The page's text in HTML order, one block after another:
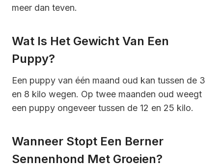
meer dan teven.
Wat Is Het Gewicht Van Een
Puppy?
Een puppy van één maand oud kan tussen de 3
en 8 kilo wegen. Op twee maanden oud weegt
een puppy ongeveer tussen de 12 en 25 kilo.
Wanneer Stopt Een Berner
Sennenhond Met Groeien?